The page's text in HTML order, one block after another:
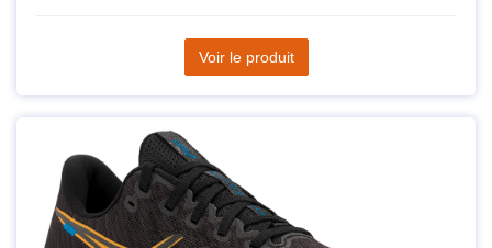
Voir le produit